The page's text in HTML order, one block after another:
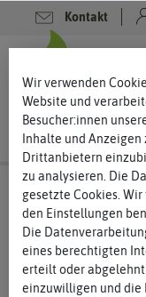
Kontakt
Wir verwenden
Website und
Besucher:innen
Inhalte und
Drittanbietern
zu analysieren. Die
gesetzte Cookies.
den Einstellungen
Die
eines berechtigten
erteilt oder abgelehnt
einzuwilligen und die